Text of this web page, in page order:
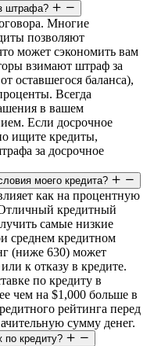
штрафа?
Многие
позволяют
может сэкономить вам
взимают штраф за
оставшегося баланса),
Всегда
в вашем
Если досрочное
ищите кредиты,
за досрочное
моего кредита?
как на процентную
Отличный кредитный
самые низкие
среднем кредитном
(ниже 630) может
к отказу в кредите.
по кредиту в
чем на $1,000 больше в
рейтинга перед
сумму денег.
по кредиту?